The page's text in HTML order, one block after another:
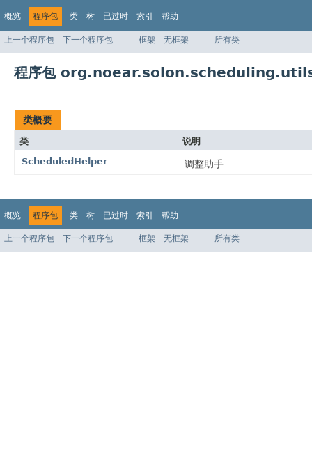
概览 程序包 类 树 已过时 索引 帮助
上一个程序包 下一个程序包 框架 无框架 所有类
程序包
类概要
类
说明
ScheduledHelper
调整助手
概览 程序包 类 树 已过时 索引 帮助
上一个程序包 下一个程序包 框架 无框架 所有类